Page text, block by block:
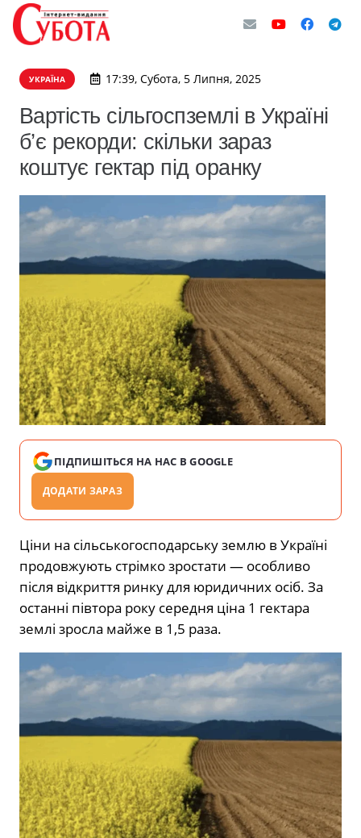
УКРАЇНА 17:39, Субота, 5 Липня, 2025
Вартість сільгоспземлі в Україні
б’є рекорди: скільки зараз
коштує гектар під оранку
ПІДПИШІТЬСЯ НА НАС В GOOGLE
ДОДАТИ ЗАРАЗ
Ціни на сільськогосподарську землю в Україні
продовжують стрімко зростати — особливо
після відкриття ринку для юридичних осіб. За
останні півтора року середня ціна 1 гектара
землі зросла майже в 1,5 раза.